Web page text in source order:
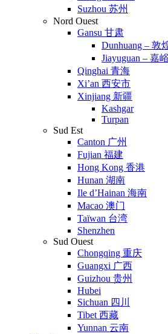
Suzhou 苏州
Nord Ouest
Gansu 甘肃
Dunhuang – 敦
Jiayuguan – 嘉
Qinghai 青海
Xi’an 西安市
Xinjiang 新疆
Kashgar
Turpan
Sud Est
Canton 广州
Fujian 福建
Hong Kong 香港
Hunan 湖南
Ile d’Hainan 海南
Macao 澳门
Taïwan 台湾
Shenzhen
Sud Ouest
Chongqing 重庆
Guangxi 广西
Guizhou 贵州
Hubei
Sichuan 四川
Tibet 西藏
Yunnan 云南